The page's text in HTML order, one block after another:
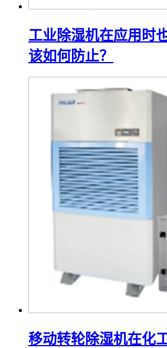
工业除湿机在应用时
该如何防止？
移动转轮除湿机在化